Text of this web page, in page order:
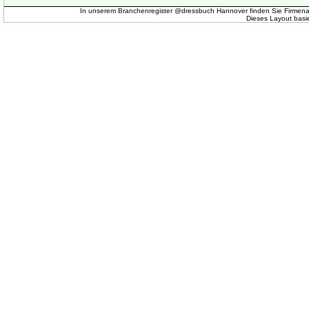
In unserem Branchenregister @dressbuch Hannover finden Sie
Dieses Layout